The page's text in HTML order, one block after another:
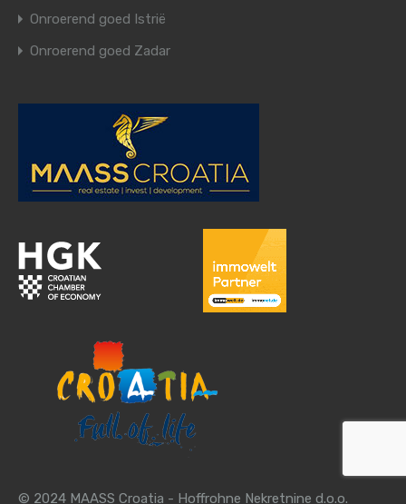
Onroerend goed Istrië
Onroerend goed Zadar
© 2024 MAASS Croatia - Hoffrohne Nekretnine d.o.o.